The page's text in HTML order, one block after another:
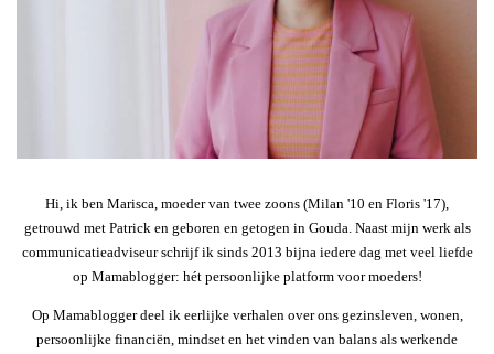
Hi, ik ben Marisca, moeder van twee zoons (Milan '10 en Floris '17),
getrouwd met Patrick en geboren en getogen in Gouda. Naast mijn werk als
communicatieadviseur schrijf ik sinds 2013 bijna iedere dag met veel liefde
op Mamablogger: hét persoonlijke platform voor moeders!
Op Mamablogger deel ik eerlijke verhalen over ons gezinsleven, wonen,
persoonlijke financiën, mindset en het vinden van balans als werkende